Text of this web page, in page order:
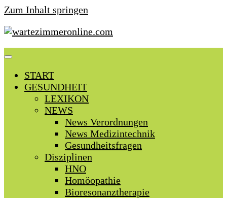
Zum Inhalt springen
START
GESUNDHEIT
LEXIKON
NEWS
News Verordnungen
News Medizintechnik
Gesundheitsfragen
Disziplinen
HNO
Homöopathie
Bioresonanztherapie